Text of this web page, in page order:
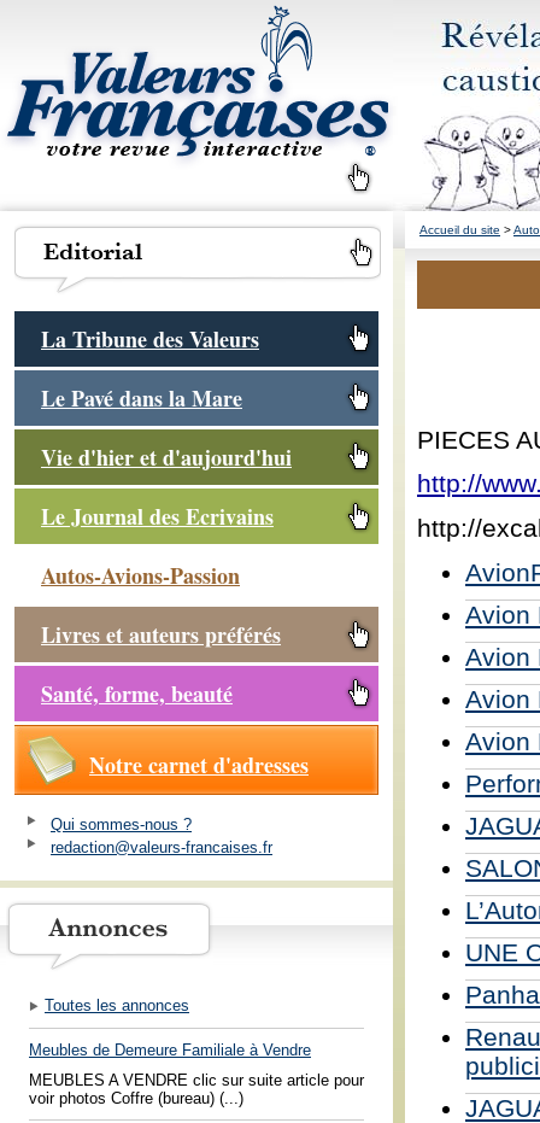
La Tribune des Valeurs
Le Pavé dans la Mare
Vie d'hier et d'aujourd'hui
Le Journal des Ecrivains
Autos-Avions-Passion
Livres et auteurs préférés
Santé, forme, beauté
Notre carnet d'adresses
Qui sommes-nous ?
redaction@valeurs-francaises.fr
Toutes les annonces
Meubles de Demeure Familiale à Vendre
MEUBLES A VENDRE clic sur suite article pour
voir photos Coffre (bureau) (...)
Accueil du site >
PIECES
http://
http://
Avion
Avion
Avion
Avion
UNE